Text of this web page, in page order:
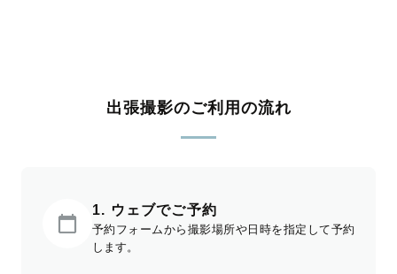
出張撮影のご利用の流れ
1. ウェブでご予約
予約フォームから撮影場所や日時を指定して予約
します。